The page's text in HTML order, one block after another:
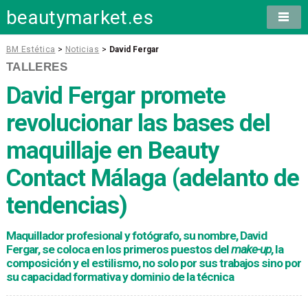
beautymarket.es
BM Estética > Noticias > David Fergar
TALLERES
David Fergar promete
revolucionar las bases del
maquillaje en Beauty
Contact Málaga (adelanto de
tendencias)
Maquillador profesional y fotógrafo, su nombre, David
Fergar, se coloca en los primeros puestos delmake-up, la
composición y el estilismo, no solo por sus trabajos sino por
su capacidad formativa y dominio de la técnica